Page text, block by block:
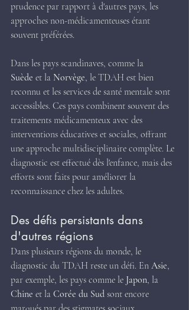
prudence par rapport à d'autres pays, les
approches non-médicamenteuses étant
souvent préférées​.
Dans les pays scandinaves, comme la
Suède et la Norvège, le TDAH est bien
reconnu et les services de santé mentale sont
accessibles. Ces pays combinent souvent des
traitements médicamenteux avec des
interventions éducatives et sociales, offrant
une approche multidisciplinaire complète. Le
diagnostic est effectué dès l'enfance, mais des
efforts sont faits pour améliorer la
reconnaissance chez les adultes​.
Des défis persistants dans
d'autres régions
Dans plusieurs régions du monde, le
diagnostic du TDAH reste un défi. En Asie,
par exemple, les pays comme le Japon, la
Chine et la Corée du Sud sont encore